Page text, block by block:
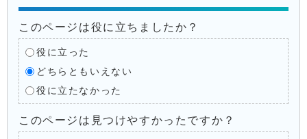
このページは役に立ちましたか？
役に立った
どちらともいえない
役に立たなかった
このページは見つけやすかったですか？